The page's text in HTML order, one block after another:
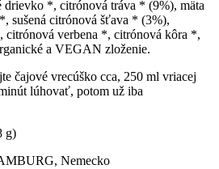
drievko *, citrónová tráva * (9%), mäta
sušená citrónová šťava * (3%),
citrónová verbena *, citrónová kôra *,
a VEGAN zloženie.
čajové vrecúško cca, 250 ml vriacej
lúhovať, potom už iba
g)
Nemecko